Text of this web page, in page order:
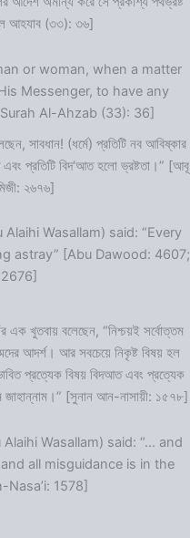
আহযাব (৩৩): ৩৬]
or woman, when a matter
Messenger, to have any
Al-Ahzab (33): 36]
সাবধান! (ধর্মে) প্রতিটি নব আবিষ্কার
এবং প্রতিটি বিদ‘আত হলো ভ্রষ্টতা।” [আবূ
২৬৭৬]
Wasallam) said: “Every
astray” [Abu Dawood: 4607;
এক খুতবায় বলেছেন, “নিশ্চয়ই সর্বোত্তম
আদর্শ। আর সবচেয়ে নিকৃষ্ট বিষয় হল
প্রত্যেক বিষয় বিদআত এবং প্রত্যেক
জাহান্নাম।” [সুনান আন-নাসায়ী: ১৫৭৮]
Wasallam) said: “… and
all misguidance is in the
Nasa’i: 1578]